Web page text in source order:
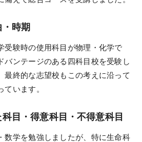
時期
受験時の使用科目が物理・化学で
バンテージのある四科目校を受験し
最終的な志望校もこの考えに沿って
います。
目・得意科目・不得意科目
数学を勉強しましたが、特に生命科